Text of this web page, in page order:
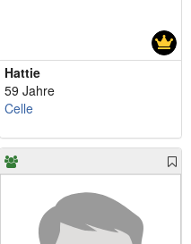
Hattie
59 Jahre
Celle